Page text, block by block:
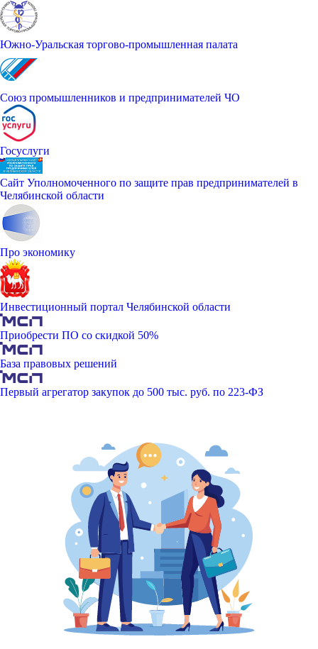
Южно-Уральская торгово-промышленная палата
Союз промышленников и предпринимателей ЧО
Госуслуги
Сайт Уполномоченного по защите прав предпринимателей в
Челябинской области
Про экономику
Инвестиционный портал Челябинской области
Приобрести ПО со скидкой 50%
База правовых решений
Первый агрегатор закупок до 500 тыс. руб. по 223-ФЗ